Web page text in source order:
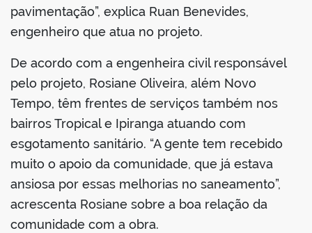
pavimentação”, explica Ruan Benevides,
engenheiro que atua no projeto.
De acordo com a engenheira civil responsável
pelo projeto, Rosiane Oliveira, além Novo
Tempo, têm frentes de serviços também nos
bairros Tropical e Ipiranga atuando com
esgotamento sanitário. “A gente tem recebido
muito o apoio da comunidade, que já estava
ansiosa por essas melhorias no saneamento”,
acrescenta Rosiane sobre a boa relação da
comunidade com a obra.